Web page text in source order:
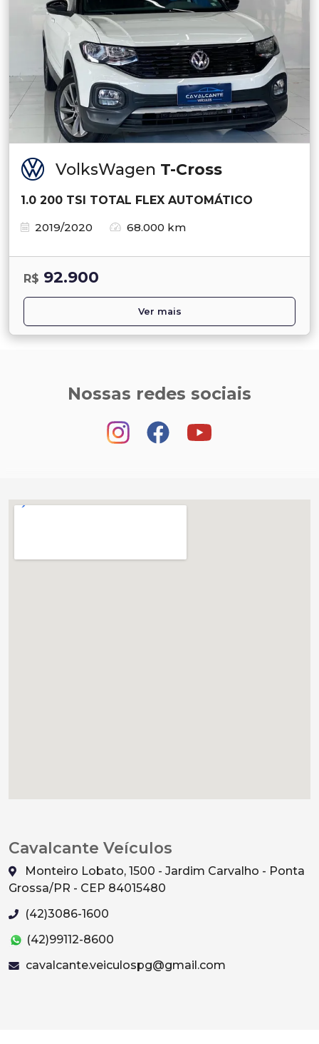
VolksWagen T-Cross
1.0 200 TSI TOTAL FLEX AUTOMÁTICO
2019/2020
68.000 km
R$ 92.900
Ver mais
Nossas redes sociais
Cavalcante Veículos
Monteiro Lobato, 1500 - Jardim Carvalho - Ponta
Grossa/PR - CEP 84015480
(42)3086-1600
(42)99112-8600
cavalcante.veiculospg@gmail.com